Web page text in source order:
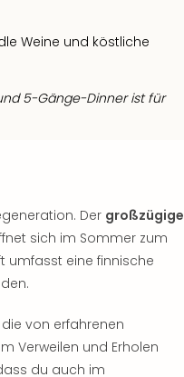
Weine und köstliche
5-Gänge-Dinner ist für
Der großzügige
sich im Sommer zum
umfasst eine finnische
die von erfahrenen
Verweilen und Erholen
du auch im